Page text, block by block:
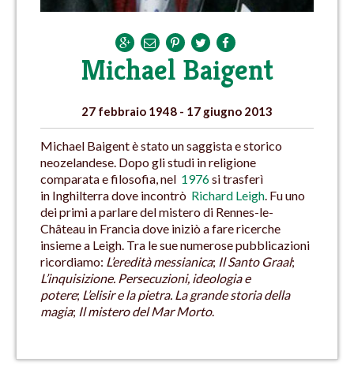
Michael Baigent
27 febbraio 1948 - 17 giugno 2013
Michael Baigent è stato un saggista e storico
neozelandese. Dopo gli studi in religione
comparata e filosofia, nel 1976si trasferì
in Inghilterra dove incontrò Richard Leigh . Fu uno
dei primi a parlare del mistero di Rennes-le-
Château in Francia dove iniziò a fare ricerche
insieme a Leigh. Tra le sue numerose pubblicazioni
ricordiamo: L’eredità messianica; Il Santo Graal;
L’inquisizione. Persecuzioni, ideologia e
potere; L’elisir e la pietra. La grande storia della
magia; Il mistero del Mar Morto.